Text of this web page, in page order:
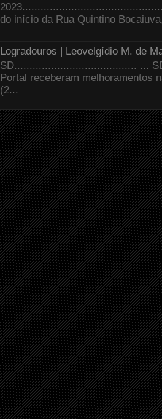
do início da Rua Quintino
Logradouros | Leovelgídio M. de
SD........................................ ...
Portal receberam melhoramentos
(2...